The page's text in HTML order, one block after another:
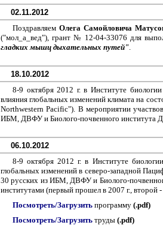
02.11.2012
ПоздравляемОлега Самойловича
("мол_а_вед"), грант № 12-04-33076 для
гладких мышц дыхательных путей".
18.10.2012
8-9 октября 2012 г. в Институте
влияния глобальных изменений климата на
Northwestern Pacific"). В мероприятии
ИБМ, ДВФУ и Биолого-почвенного института
06.10.2012
8-9 октября 2012 г. в Институте
глобальных изменений в северо-западной
30 русских из ИБМ, ДВФУ и Биолого-
институтами (первый прошел в 2007 г., второй -
Посмотреть/Загрузить программу (.pdf)
Посмотреть/Загрузить труды (.pdf)